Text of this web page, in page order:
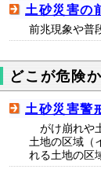
土砂災害の
前兆現象や普
どこが危険
土砂災害警
がけ崩れや
土地の区域（
れる土地の区